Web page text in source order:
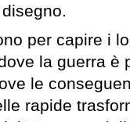
per capire i
la guerra è
le
rapide